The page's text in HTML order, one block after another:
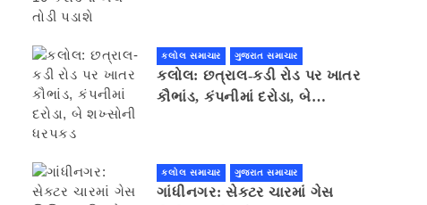
કલોલ સમાચાર ગુજરાત સમાચાર
કલોલ: છત્રાલ-કડી રોડ પર ખાતર
કૌભાંડ, કંપનીમાં દરોડા, બે
કલોલ સમાચાર ગુજરાત સમાચાર
ગાંધીનગર: સેક્ટર ચારમાં ગેસ